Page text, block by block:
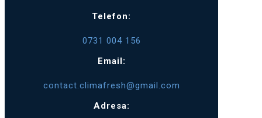
Telefon:
0731 004 156
Email:
contact.climafresh@gmail.com
Adresa: